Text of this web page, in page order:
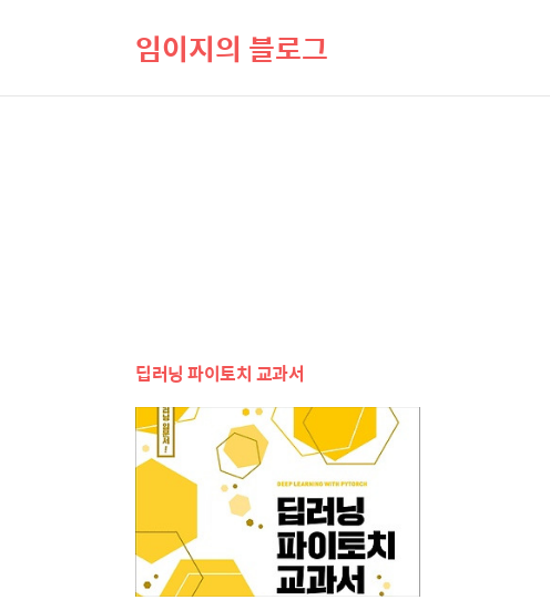
임이지의 블로그
딥러닝 파이토치 교과서